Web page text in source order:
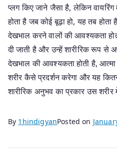
प्लग किए जाने जैसा है, लेकिन
होता है जब कोई बूढ़ा हो, यह तब
देखभाल करने वालों की आवश्यकता
दी जाती है और उन्हें शारीरिक रूप
देखभाल की आवश्यकता होती है, आत्मा
शरीर कैसे प्रदर्शन करेगा और यह
शारीरिक अनुभव का प्रकार उस शरीर
By 1hindigyanPosted on